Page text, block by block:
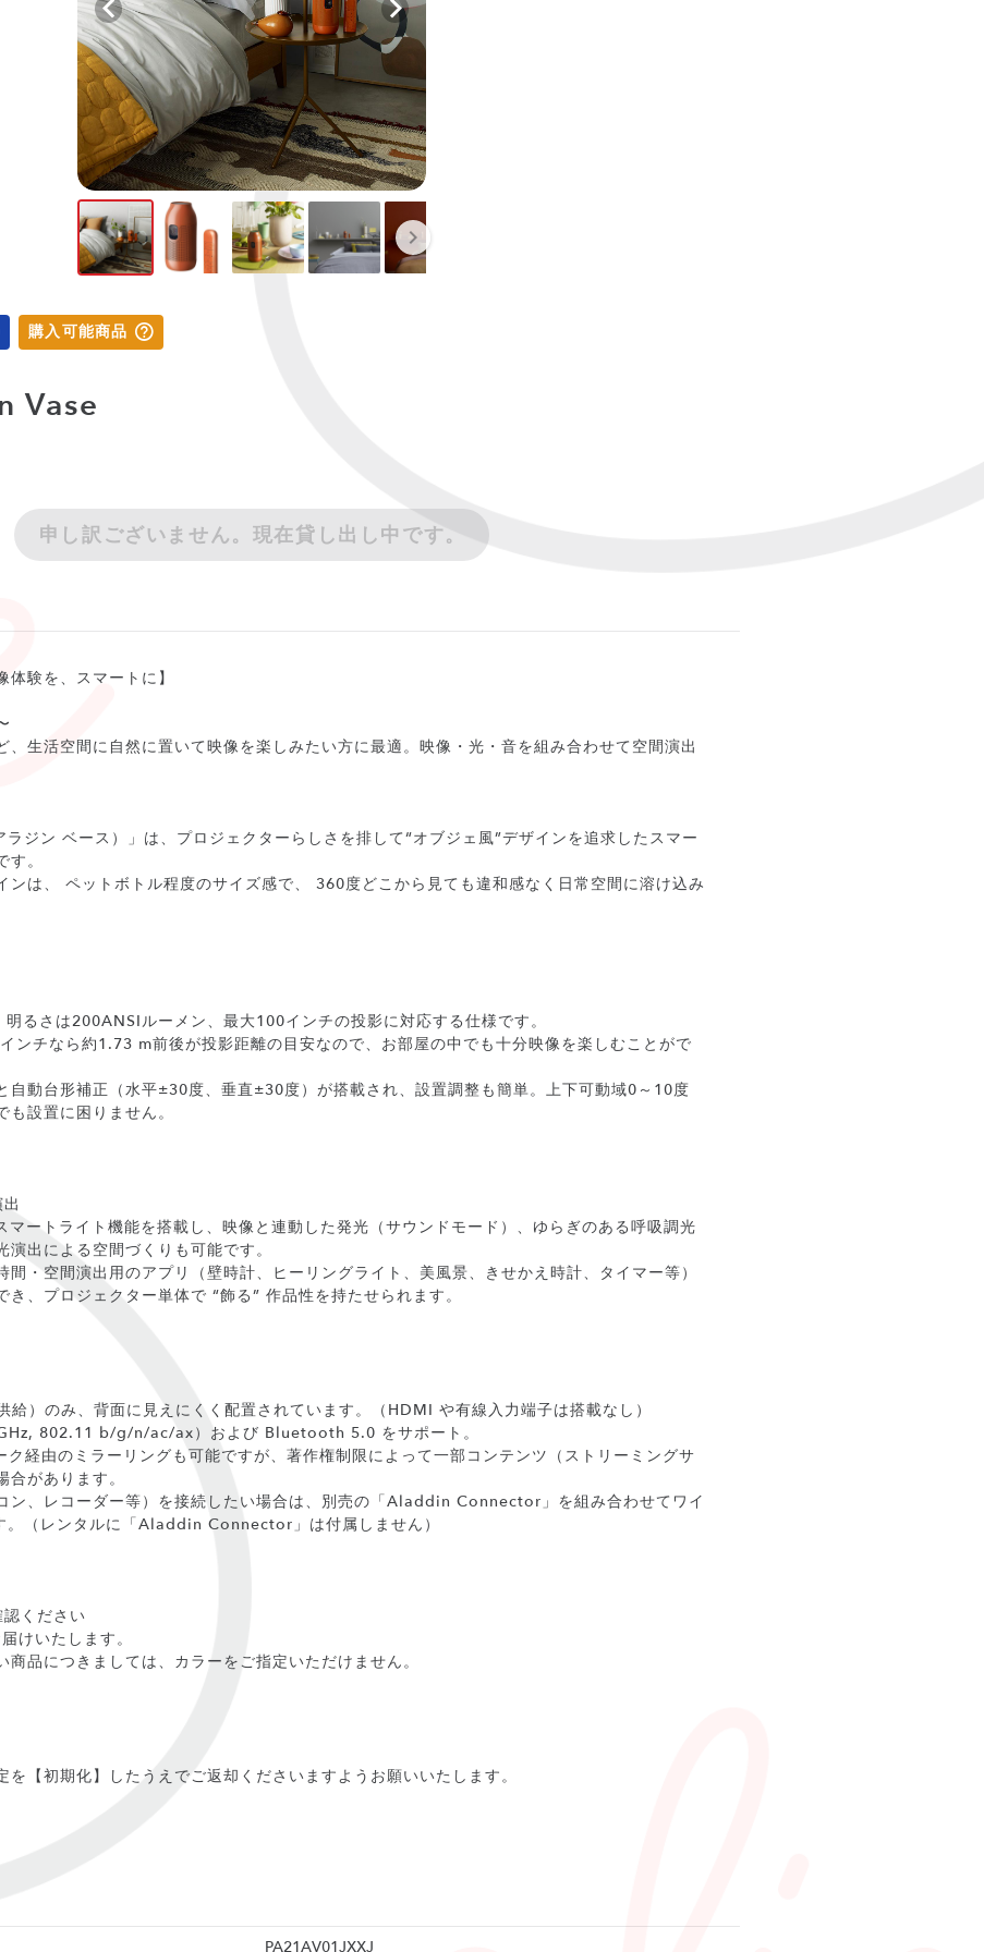
購入可能商品
Vase
申し訳ございません。現在貸し出し中です。
体験を、スマートに】
、生活空間に自然に置いて映像を楽しみたい方に最適。映像・光・音を組み合わせて空間演出
ジン ベース）」は、プロジェクターらしさを排して“オブジェ風”デザインを追求したスマー
。
ンは、 ペットボトル程度のサイズ感で、 360度どこから見ても違和感なく日常空間に溶け込み
るさは200ANSIルーメン、最大100インチの投影に対応する仕様です。
ンチなら約1.73 m前後が投影距離の目安なので、お部屋の中でも十分映像を楽しむことがで
自動台形補正（水平±30度、垂直±30度）が搭載され、設置調整も簡単。上下可動域0～10度
設置に困りません。
マートライト機能を搭載し、映像と連動した発光（サウンドモード）、ゆらぎのある呼吸調光
演出による空間づくりも可能です。
間・空間演出用のアプリ（壁時計、ヒーリングライト、美風景、きせかえ時計、タイマー等）
、プロジェクター単体で “飾る” 作品性を持たせられます。
給）のみ、背面に見えにくく配置されています。（HDMI や有線入力端子は搭載なし）
802.11 b/g/n/ac/ax）および Bluetooth 5.0 をサポート。
経由のミラーリングも可能ですが、著作権制限によって一部コンテンツ（ストリーミングサ
があります。
ン、レコーダー等）を接続したい場合は、別売の「Aladdin Connector」を組み合わせてワイ
。（レンタルに「Aladdin Connector」は付属しません）
ください
けいたします。
品につきましては、カラーをご指定いただけません。
を【初期化】したうえでご返却くださいますようお願いいたします。
PA21AV01JXXJ